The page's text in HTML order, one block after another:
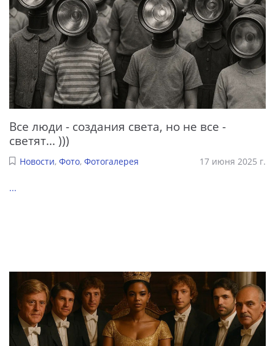
Все люди - создания света, но не все -
светят... )))
Новости, Фото, Фотогалерея 17 июня 2025 г.
...